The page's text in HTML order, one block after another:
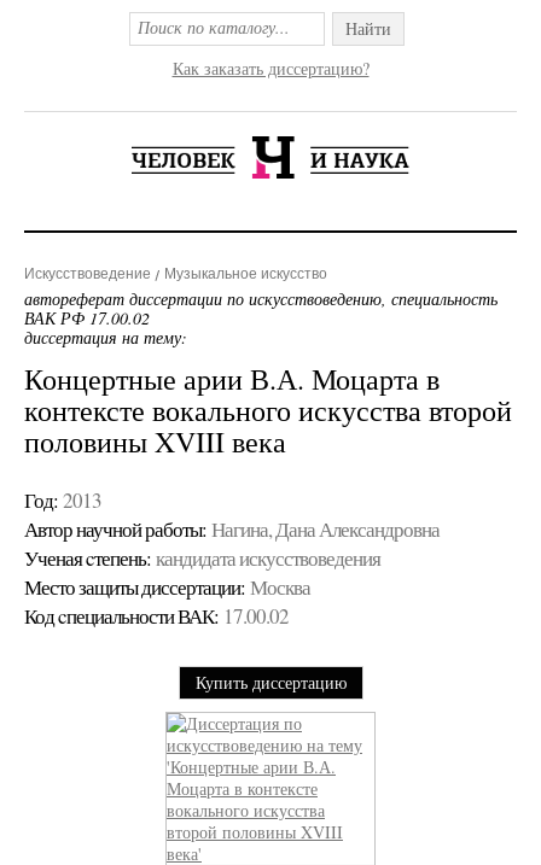
Найти
Как заказать диссертацию?
Искусствоведение Музыкальное искусство
автореферат диссертации по искусствоведению, специальность
ВАК РФ 17.00.02
диссертация на тему:
Концертные арии В.А. Моцарта в
контексте вокального искусства второй
половины XVIII века
Год: 2013
Автор научной работы: Нагина, Дана Александровна
Ученая cтепень: кандидата искусствоведения
Место защиты диссертации: Москва
Код cпециальности ВАК: 17.00.02
Купить диссертацию